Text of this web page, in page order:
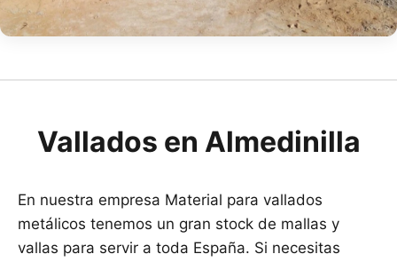
Vallados en Almedinilla
En nuestra empresa Material para vallados
metálicos tenemos un gran stock de mallas y
vallas para servir a toda España. Si necesitas